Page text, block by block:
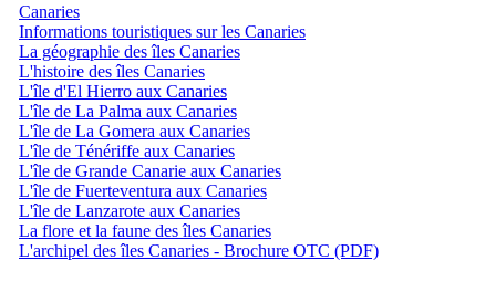
Canaries
Informations touristiques sur les Canaries
La géographie des îles Canaries
L'histoire des îles Canaries
L'île d'El Hierro aux Canaries
L'île de La Palma aux Canaries
L'île de La Gomera aux Canaries
L'île de Ténériffe aux Canaries
L'île de Grande Canarie aux Canaries
L'île de Fuerteventura aux Canaries
L'île de Lanzarote aux Canaries
La flore et la faune des îles Canaries
L'archipel des îles Canaries - Brochure OTC (PDF)